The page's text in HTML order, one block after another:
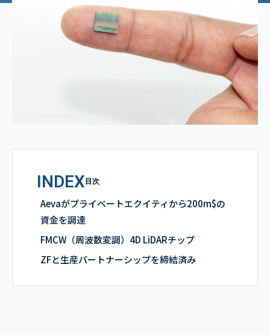
INDEX 目次
Aevaがプライベートエクイティから200m$の
資金を調達
FMCW（周波数変調）4D LiDARチップ
ZFと生産パートナーシップを締結済み